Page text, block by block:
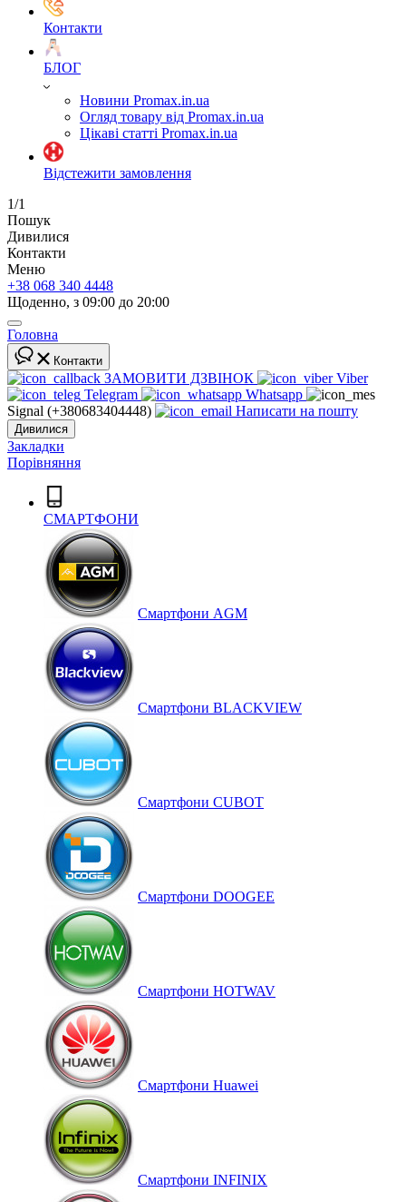
Контакти
БЛОГ
Новини Promax.in.ua
Огляд товару від Promax.in.ua
Цікаві статті Promax.in.ua
Відстежити замовлення
1/1
Пошук
Дивилися
Контакти
Меню
+38 068 340 4448
Щоденно, з 09:00 до 20:00
Головна
Контакти
ЗАМОВИТИ ДЗВІНОК
Viber
Telegram
Whatsapp
Signal (+380683404448)
Написати на пошту
Дивилися
Закладки
Порівняння
СМАРТФОНИ
Cмартфони AGM
Смартфони BLACKVIEW
Смартфони CUBOT
Смартфони DOOGEE
Смартфони HOTWAV
Смартфони Huawei
Смартфони INFINIX